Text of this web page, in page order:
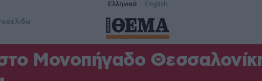
Ελληνικά English
Μονοπήγαδο